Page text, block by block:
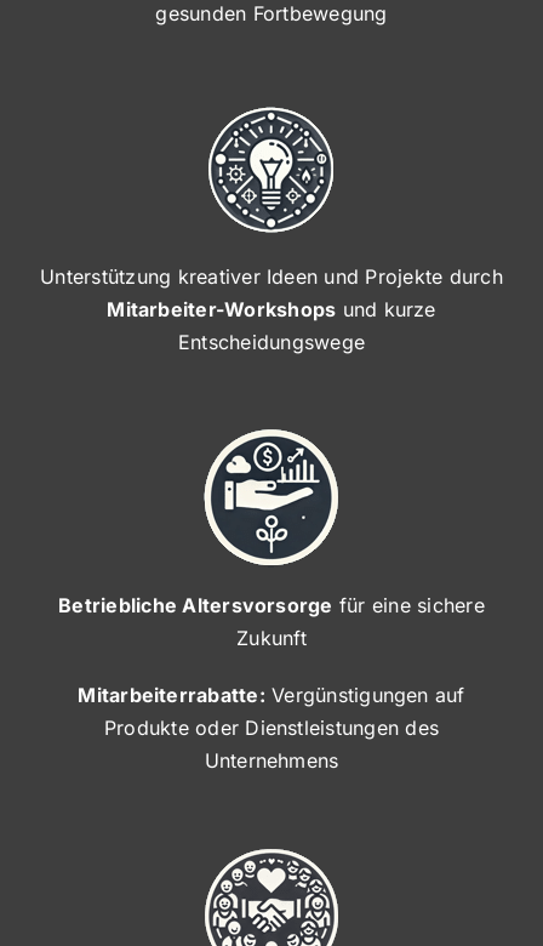
gesunden Fortbewegung
Unterstützung kreativer Ideen und Projekte durch
Mitarbeiter-Workshops und kurze
Entscheidungswege
Betriebliche Altersvorsorge für eine sichere
Zukunft
Mitarbeiterrabatte: Vergünstigungen auf
Produkte oder Dienstleistungen des
Unternehmens